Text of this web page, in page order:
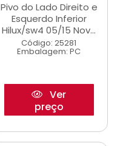
Pivo do Lado Direito e
Esquerdo Inferior
Hilux/sw4 05/15 Nov...
Código: 25281
Embalagem: PC
Ver
preço